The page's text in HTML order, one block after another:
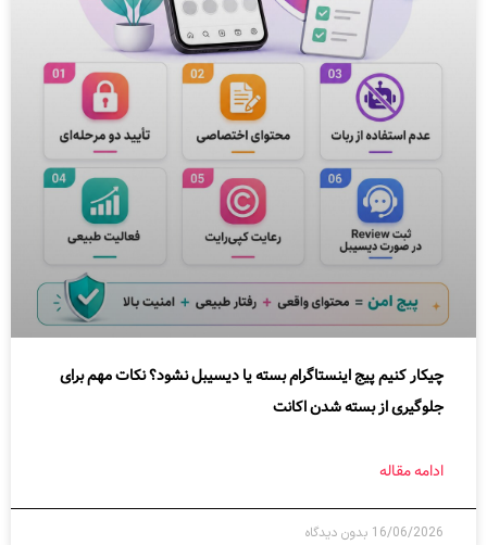
چیکار کنیم پیج اینستاگرام بسته یا دیسیبل نشود؟ نکات مهم برای
جلوگیری از بسته شدن اکانت
ادامه مقاله
16/06/2026 بدون دیدگاه